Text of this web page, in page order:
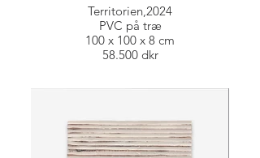
Territorien,2024
PVC på træ
100 x 100 x 8 cm
58.500 dkr